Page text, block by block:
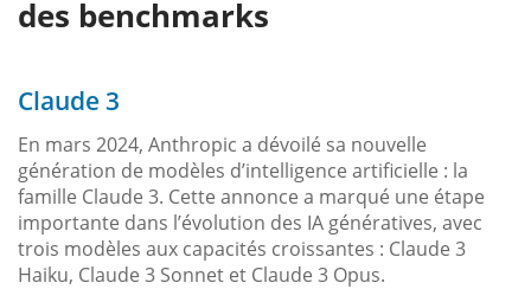
des benchmarks
Claude 3
En mars 2024, Anthropic a dévoilé sa nouvelle
génération de modèles d’intelligence artificielle : la
famille Claude 3. Cette annonce a marqué une étape
importante dans l’évolution des IA génératives, avec
trois modèles aux capacités croissantes : Claude 3
Haiku, Claude 3 Sonnet et Claude 3 Opus.